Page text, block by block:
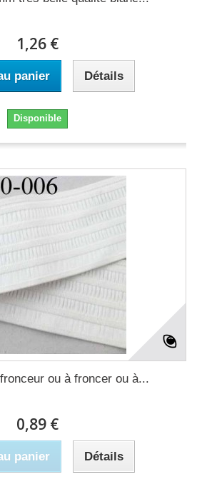
1,26 €
panier Détails
Disponible
ou à froncer ou à...
0,89 €
panier Détails